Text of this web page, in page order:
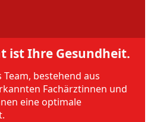
ist Ihre Gesundheit.
bestehend aus
Fachärztinnen und
eine optimale